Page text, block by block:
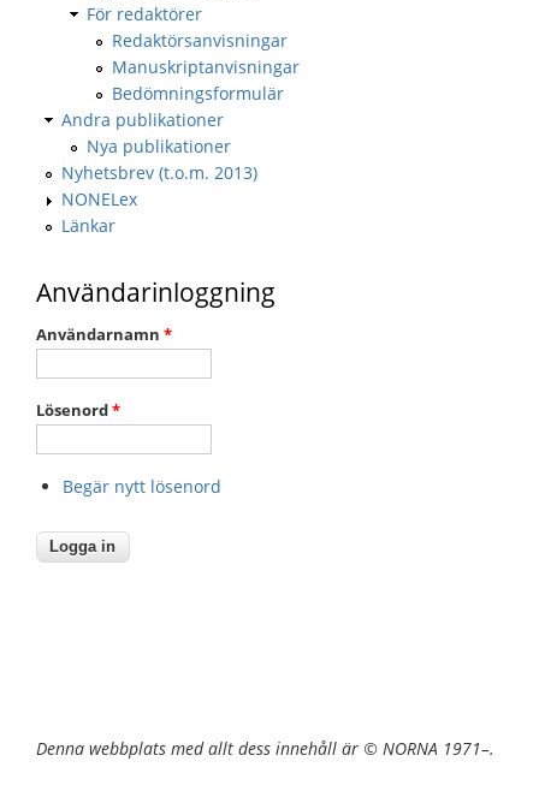
För redaktörer
Redaktörsanvisningar
Manuskriptanvisningar
Bedömningsformulär
Andra publikationer
Nya publikationer
Nyhetsbrev (t.o.m. 2013)
NONELex
Länkar
Användarinloggning
Användarnamn *
Lösenord*
Begär nytt lösenord
Denna webbplats med allt dess innehåll är © NORNA 1971–.